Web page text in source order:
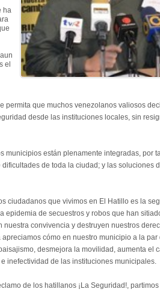
ha
el
permita que muchos venezolanos valiosos
desde las instituciones locales, sin
municipios están plenamente integradas, por
de toda la ciudad; y las soluciones
ciudadanos que vivimos en El Hatillo es la
epidemia de secuestros y robos que han
convivencia y destruyen nuestros
cómo en nuestro municipio a la par
desmejora la movilidad, aumenta el
inefectividad de las instituciones municipales.
de los hatillanos ¡La Seguridad!, partimos